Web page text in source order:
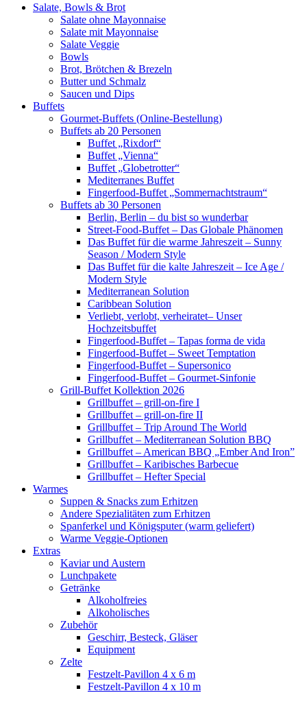
Salate, Bowls & Brot
Salate ohne Mayonnaise
Salate mit Mayonnaise
Salate Veggie
Bowls
Brot, Brötchen & Brezeln
Butter und Schmalz
Saucen und Dips
Buffets
Gourmet-Buffets (Online-Bestellung)
Buffets ab 20 Personen
Buffet „Rixdorf“
Buffet „Vienna“
Buffet „Globetrotter“
Mediterranes Buffet
Fingerfood-Buffet „Sommernachtstraum“
Buffets ab 30 Personen
Berlin, Berlin – du bist so wunderbar
Street-Food-Buffet – Das Globale Phänomen
Das Buffet für die warme Jahreszeit – Sunny
Season / Modern Style
Das Buffet für die kalte Jahreszeit – Ice Age /
Modern Style
Mediterranean Solution
Caribbean Solution
Verliebt, verlobt, verheiratet– Unser
Hochzeitsbuffet
Fingerfood-Buffet – Tapas forma de vida
Fingerfood-Buffet – Sweet Temptation
Fingerfood-Buffet – Supersonico
Fingerfood-Buffet – Gourmet-Sinfonie
Grill-Buffet Kollektion 2026
Grillbuffet – grill-on-fire I
Grillbuffet – grill-on-fire II
Grillbuffet – Trip Around The World
Grillbuffet – Mediterranean Solution BBQ
Grillbuffet – American BBQ „Ember And Iron”
Grillbuffet – Karibisches Barbecue
Grillbuffet – Hefter Special
Warmes
Suppen & Snacks zum Erhitzen
Andere Spezialitäten zum Erhitzen
Spanferkel und Königsputer (warm geliefert)
Warme Veggie-Optionen
Extras
Kaviar und Austern
Lunchpakete
Getränke
Alkoholfreies
Alkoholisches
Zubehör
Geschirr, Besteck, Gläser
Equipment
Zelte
Festzelt-Pavillon 4 x 6 m
Festzelt-Pavillon 4 x 10 m